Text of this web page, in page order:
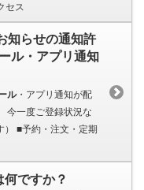
セス
知らせの通知許
ル・アプリ通知
ル・アプリ通知が配
今一度ご登録状況な
） ■予約・注文・定期
ですか？